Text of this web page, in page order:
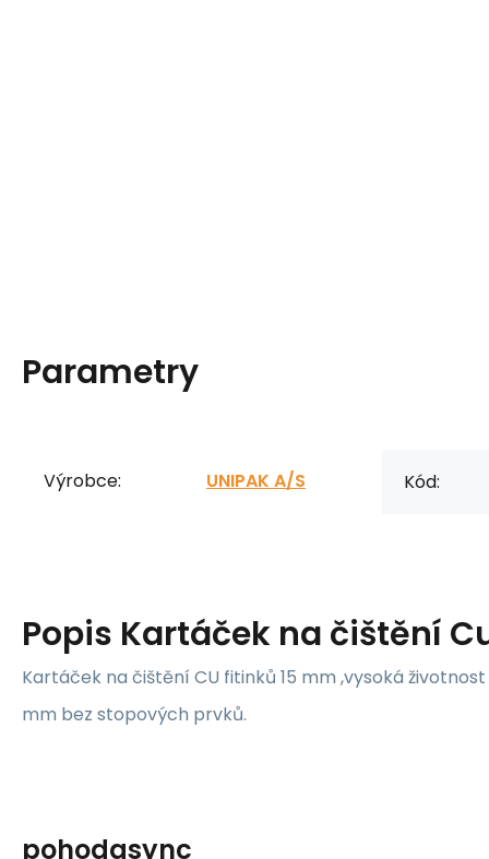
Parametry
Výrobce: UNIPAK A/S Kód:
Popis Kartáček na čištění
Kartáček na čištění CU fitinků 15 mm ,vysoká
mm bez stopových prvků.
pohodasync